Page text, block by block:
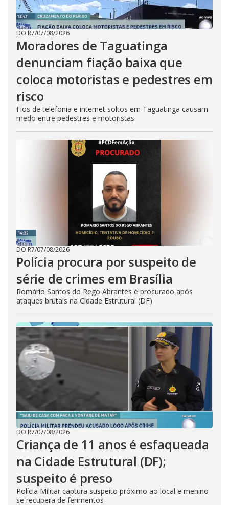
DO R7/07/08/2026
Moradores de Taguatinga
denunciam fiação baixa que
coloca motoristas e pedestres em
risco
Fios de telefonia e internet soltos em Taguatinga causam
medo entre pedestres e motoristas
DO R7/07/08/2026
Polícia procura por suspeito de
série de crimes em Brasília
Romário Santos do Rego Abrantes é procurado após
ataques brutais na Cidade Estrutural (DF)
DO R7/07/08/2026
Criança de 11 anos é esfaqueada
na Cidade Estrutural (DF);
suspeito é preso
Polícia Militar captura suspeito próximo ao local e menino
se recupera de ferimentos